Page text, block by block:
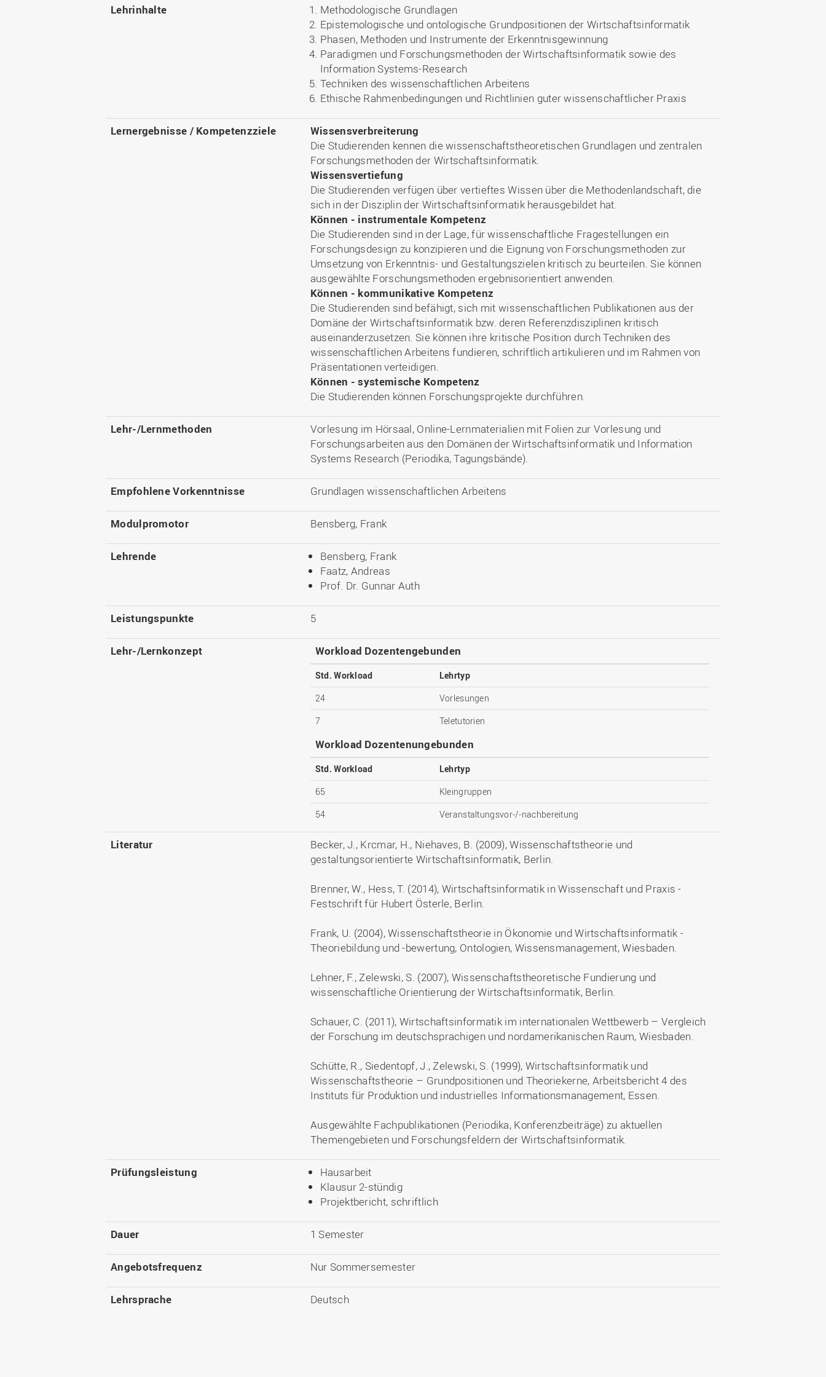
Lehrinhalte
Methodologische Grundlagen
Epistemologische und ontologische Grundpositionen der Wirtschaftsinformatik
Phasen, Methoden und Instrumente der Erkenntnisgewinnung
Paradigmen und Forschungsmethoden der Wirtschaftsinformatik sowie des
Information Systems-Research
Techniken des wissenschaftlichen Arbeitens
Ethische Rahmenbedingungen und Richtlinien guter wissenschaftlicher Praxis
Lernergebnisse / Kompetenzziele
Wissensverbreiterung
Die Studierenden kennen die wissenschaftstheoretischen Grundlagen und zentralen
Forschungsmethoden der Wirtschaftsinformatik.
Wissensvertiefung
Die Studierenden verfügen über vertieftes Wissen über die Methodenlandschaft, die
sich in der Disziplin der Wirtschaftsinformatik herausgebildet hat.
Können - instrumentale Kompetenz
Die Studierenden sind in der Lage, für wissenschaftliche Fragestellungen ein
Forschungsdesign zu konzipieren und die Eignung von Forschungsmethoden zur
Umsetzung von Erkenntnis- und Gestaltungszielen kritisch zu beurteilen. Sie können
ausgewählte Forschungsmethoden ergebnisorientiert anwenden.
Können - kommunikative Kompetenz
Die Studierenden sind befähigt, sich mit wissenschaftlichen Publikationen aus der
Domäne der Wirtschaftsinformatik bzw. deren Referenzdisziplinen kritisch
auseinanderzusetzen. Sie können ihre kritische Position durch Techniken des
wissenschaftlichen Arbeitens fundieren, schriftlich artikulieren und im Rahmen von
Präsentationen verteidigen.
Können - systemische Kompetenz
Die Studierenden können Forschungsprojekte durchführen.
Lehr-/Lernmethoden
Vorlesung im Hörsaal, Online-Lernmaterialien mit Folien zur Vorlesung und
Forschungsarbeiten aus den Domänen der Wirtschaftsinformatik und Information
Systems Research (Periodika, Tagungsbände).
Empfohlene Vorkenntnisse Grundlagen wissenschaftlichen Arbeitens
Modulpromotor Bensberg, Frank
Lehrende
Bensberg, Frank
Faatz, Andreas
Prof. Dr. Gunnar Auth
Leistungspunkte 5
Lehr-/Lernkonzept Workload Dozentengebunden
Std. Workload
Lehrtyp
24
Vorlesungen
7
Teletutorien
Workload Dozentenungebunden
Std. Workload
Lehrtyp
65
Kleingruppen
54
Veranstaltungsvor-/-nachbereitung
Literatur
Becker, J., Krcmar, H., Niehaves, B. (2009), Wissenschaftstheorie und
gestaltungsorientierte Wirtschaftsinformatik, Berlin.
Brenner, W., Hess, T. (2014), Wirtschaftsinformatik in Wissenschaft und Praxis -
Festschrift für Hubert Österle, Berlin.
Frank, U. (2004), Wissenschaftstheorie in Ökonomie und Wirtschaftsinformatik -
Theoriebildung und -bewertung, Ontologien, Wissensmanagement, Wiesbaden.
Lehner, F., Zelewski, S. (2007), Wissenschaftstheoretische Fundierung und
wissenschaftliche Orientierung der Wirtschaftsinformatik, Berlin.
Schauer, C. (2011), Wirtschaftsinformatik im internationalen Wettbewerb – Vergleich
der Forschung im deutschsprachigen und nordamerikanischen Raum, Wiesbaden.
Schütte, R., Siedentopf, J., Zelewski, S. (1999), Wirtschaftsinformatik und
Wissenschaftstheorie – Grundpositionen und Theoriekerne, Arbeitsbericht 4 des
Instituts für Produktion und industrielles Informationsmanagement, Essen.
Ausgewählte Fachpublikationen (Periodika, Konferenzbeiträge) zu aktuellen
Themengebieten und Forschungsfeldern der Wirtschaftsinformatik.
Prüfungsleistung
Hausarbeit
Klausur 2-stündig
Projektbericht, schriftlich
Dauer 1 Semester
Angebotsfrequenz Nur Sommersemester
Lehrsprache Deutsch